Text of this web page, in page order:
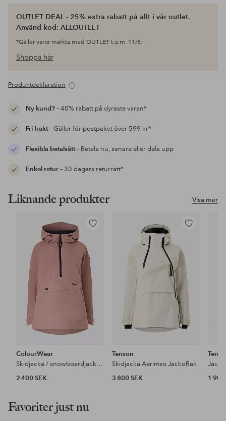
OUTLET DEAL - 25% extra rabatt på allt i vår outlet.
Använd kod: ALLOUTLET
*Gäller varor märkta med OUTLET t.o.m. 11/8.
Shoppa här
Produktdeklaration
Ny kund?– 40% rabatt på dyraste varan*
Fri frakt– Gäller för postpaket över 599 kr*
Flexibla betalsätt– Betala nu, senare eller dela upp
Enkel retur– 30 dagars returrätt*
Visa mer
Liknande produkter
Lägg
i
favoriter
ColourWear
Skidjacka / snowboardjacka Homage Anorak
2 400 SEK
Lägg
favoriter
Tenson
Skidjacka Aerimso JackoRak
3 800 SEK
1 900
Favoriter just nu